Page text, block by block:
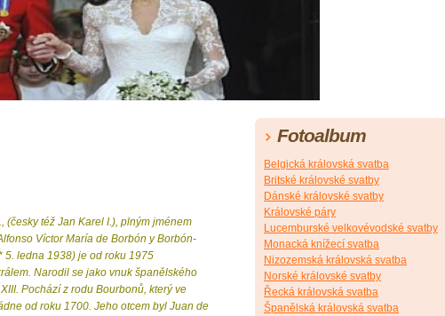
(česky též Jan Karel I.), plným jménem
Víctor María de Borbón y Borbón-
5. ledna 1938) je od roku 1975
Narodil se jako vnuk španělského
Pochází z rodu Bourbonů, který ve
od roku 1700. Jeho otcem byl Juan de
Fotoalbum
Belgická královská svatba
Britské královské svatby
Dánské královské svatby
Královské páry
Lucemburské velkovévodské svatby
Monacká knížecí svatba
Nizozemská královská svatba
Norské královské svatby
Řecká královská svatba
Španělská královská svatba